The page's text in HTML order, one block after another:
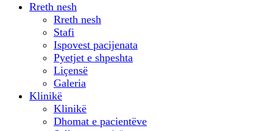
Rreth nesh
Rreth nesh
Stafi
Ispovest pacijenata
Pyetjet e shpeshta
Liçensë
Galeria
Klinikë
Klinikë
Dhomat e pacientëve